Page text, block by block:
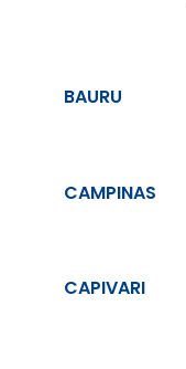
BAURU
CAMPINAS
CAPIVARI